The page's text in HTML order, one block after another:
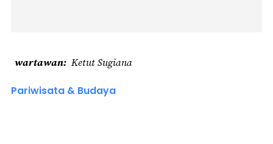
wartawan Ketut Sugiana
Pariwisata & Budaya